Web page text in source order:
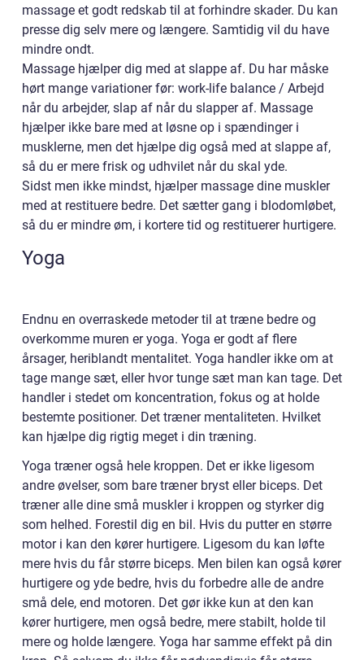
massage et godt redskab til at forhindre skader. Du kan
presse dig selv mere og længere. Samtidig vil du have
mindre ondt.
Massage hjælper dig med at slappe af. Du har måske
hørt mange variationer før: work-life balance / Arbejd
når du arbejder, slap af når du slapper af. Massage
hjælper ikke bare med at løsne op i spændinger i
musklerne, men det hjælpe dig også med at slappe af,
så du er mere frisk og udhvilet når du skal yde.
Sidst men ikke mindst, hjælper massage dine muskler
med at restituere bedre. Det sætter gang i blodomløbet,
så du er mindre øm, i kortere tid og restituerer hurtigere.
Yoga
Endnu en overraskede metoder til at træne bedre og
overkomme muren er yoga. Yoga er godt af flere
årsager, heriblandt mentalitet. Yoga handler ikke om at
tage mange sæt, eller hvor tunge sæt man kan tage. Det
handler i stedet om koncentration, fokus og at holde
bestemte positioner. Det træner mentaliteten. Hvilket
kan hjælpe dig rigtig meget i din træning.
Yoga træner også hele kroppen. Det er ikke ligesom
andre øvelser, som bare træner bryst eller biceps. Det
træner alle dine små muskler i kroppen og styrker dig
som helhed. Forestil dig en bil. Hvis du putter en større
motor i kan den kører hurtigere. Ligesom du kan løfte
mere hvis du får større biceps. Men bilen kan også kører
hurtigere og yde bedre, hvis du forbedre alle de andre
små dele, end motoren. Det gør ikke kun at den kan
kører hurtigere, men også bedre, mere stabilt, holde til
mere og holde længere. Yoga har samme effekt på din